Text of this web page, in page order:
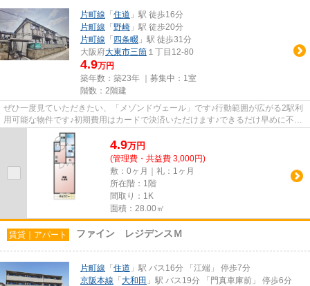
片町線 「 住道 」駅 徒歩16分
片町線 「 野崎 」駅 徒歩20分
片町線 「 四条畷 」駅 徒歩31分
大阪府大東市三箇 １丁目12-80
4.9万円
築年数：築23年 ｜募集中： 1室
階数：2階建
ぜひ一度見ていただきたい、「メゾンドヴェール」です♪行動範囲が広がる2駅利
用可能な物件です♪初期費用はカードで決済いただけます♪できるだけ早めに不動
産情報を集めたい方は当社ス...
4.9万円
(管理費・共益費 3,000円)
敷：0ヶ月｜礼：1ヶ月
所在階：1階
間取り：1K
面積：28.00㎡
賃貸｜アパート ファイン レジデンスＭ
片町線 「 住道 」駅 バス16分 「江端」 停歩7分
京阪本線 「 大和田 」駅 バス19分 「門真車庫前」 停歩6分